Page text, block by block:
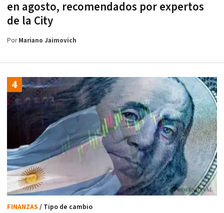
en agosto, recomendados por expertos
de la City
PorMariano Jaimovich
FINANZAS / Tipo de cambio